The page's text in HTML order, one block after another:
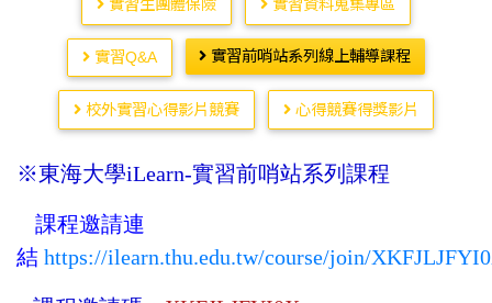
實習生團體保險 實習資料蒐集專區
實習Q&A 實習前哨站系列線上輔導課程
校外實習心得影片競賽 心得競賽得獎影片
※東海大學iLearn-實習前哨站系列課程
課程邀請連
結 https://ilearn.thu.edu.tw/course/join/